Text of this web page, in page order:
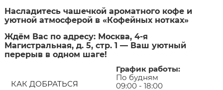
Насладитесь чашечкой ароматного кофе и
уютной атмосферой в «Кофейных нотках»
Ждём Вас по адресу: Москва, 4-я
Магистральная, д. 5, стр. 1 — Ваш уютный
перерыв в одном шаге!
КАК ДОБРАТЬСЯ
График работы:
По будням
09:00 - 18:00